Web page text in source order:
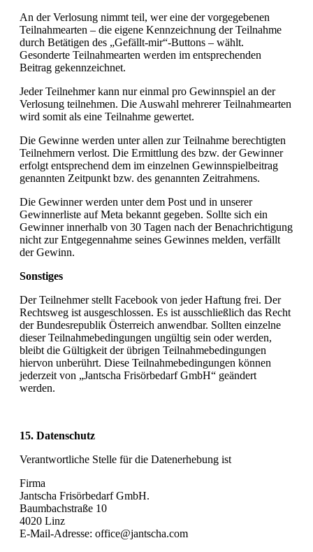
An der Verlosung nimmt teil, wer eine der vorgegebenen
Teilnahmearten – die eigene Kennzeichnung der Teilnahme
durch Betätigen des „Gefällt-mir“-Buttons – wählt.
Gesonderte Teilnahmearten werden im entsprechenden
Beitrag gekennzeichnet.
Jeder Teilnehmer kann nur einmal pro Gewinnspiel an der
Verlosung teilnehmen. Die Auswahl mehrerer Teilnahmearten
wird somit als eine Teilnahme gewertet.
Die Gewinne werden unter allen zur Teilnahme berechtigten
Teilnehmern verlost. Die Ermittlung des bzw. der Gewinner
erfolgt entsprechend dem im einzelnen Gewinnspielbeitrag
genannten Zeitpunkt bzw. des genannten Zeitrahmens.
Die Gewinner werden unter dem Post und in unserer
Gewinnerliste auf Meta bekannt gegeben. Sollte sich ein
Gewinner innerhalb von 30 Tagen nach der Benachrichtigung
nicht zur Entgegennahme seines Gewinnes melden, verfällt
der Gewinn.
Sonstiges
Der Teilnehmer stellt Facebook von jeder Haftung frei. Der
Rechtsweg ist ausgeschlossen. Es ist ausschließlich das Recht
der Bundesrepublik Österreich anwendbar. Sollten einzelne
dieser Teilnahmebedingungen ungültig sein oder werden,
bleibt die Gültigkeit der übrigen Teilnahmebedingungen
hiervon unberührt. Diese Teilnahmebedingungen können
jederzeit von „Jantscha Frisörbedarf GmbH“ geändert
werden.
15. Datenschutz
Verantwortliche Stelle für die Datenerhebung ist
Firma
Jantscha Frisörbedarf GmbH.
Baumbachstraße 10
4020 Linz
E-Mail-Adresse: office@jantscha.com